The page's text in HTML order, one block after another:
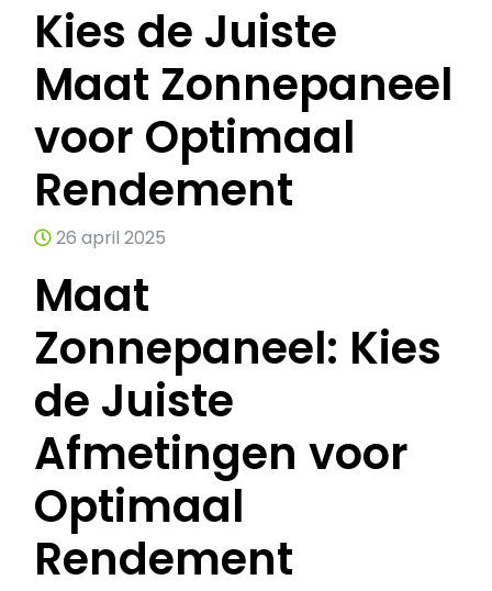
Kies de Juiste
Maat Zonnepaneel
voor Optimaal
Rendement
26 april 2025
Maat
Zonnepaneel: Kies
de Juiste
Afmetingen voor
Optimaal
Rendement